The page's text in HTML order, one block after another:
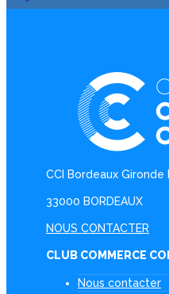
CCI Bordeaux
33000 BORDEAUX
NOUS CONTACTER
CLUB COMMERCE
Nous contacter